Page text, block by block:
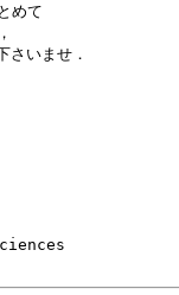
めて
いませ．